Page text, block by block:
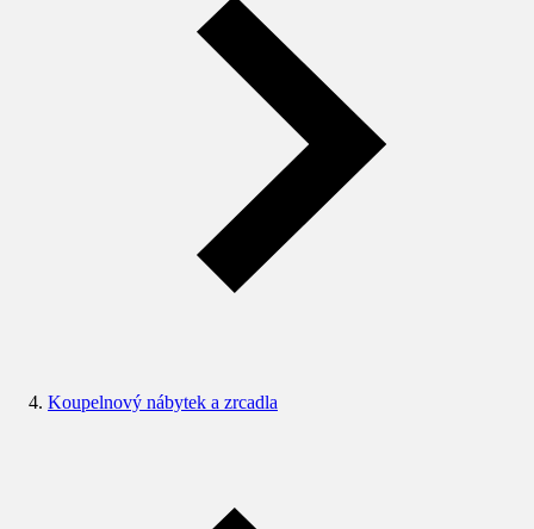
Koupelnový nábytek a zrcadla